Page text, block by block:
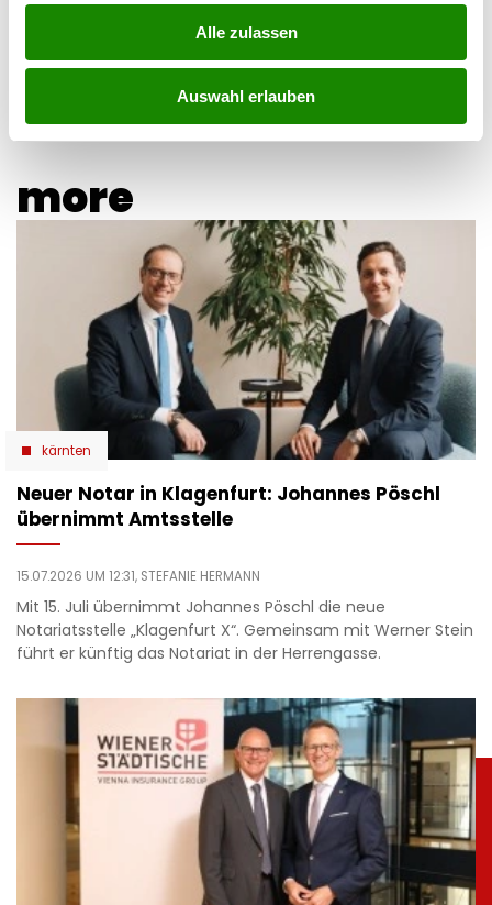
Alle zulassen
Auswahl erlauben
JOVANA BOROJEVIC
Simone Lugner hat genug von der Hitzewelle in Wien. In
ihrer Instagram-Story verabschiedet sie den Sommer mit
einer klaren Botschaft.
more
kärnten
Neuer Notar in Klagenfurt: Johannes Pöschl
übernimmt Amtsstelle
15.07.2026 UM 12:31, STEFANIE HERMANN
Mit 15. Juli übernimmt Johannes Pöschl die neue
Notariatsstelle „Klagenfurt X“. Gemeinsam mit Werner Stein
führt er künftig das Notariat in der Herrengasse.